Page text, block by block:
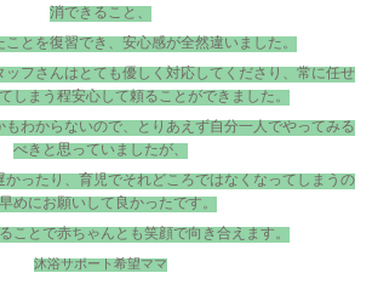
消できること、
とを復習でき、安心感が全然違いました。
ッフさんはとても優しく対応してくださり、常に任せ
しまう程安心して頼ることができました。
わからないので、とりあえず自分一人でやってみる
べきと思っていましたが、
かったり、育児でそれどころではなくなってしまうの
めにお願いして良かったです。
ことで赤ちゃんとも笑顔で向き合えます。
沐浴サポート希望ママ